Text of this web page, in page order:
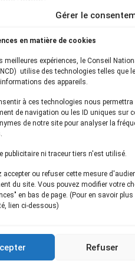
Gérer le
en matière de cookies
meilleures expériences, le Conseil
utilise des technologies telles que
des appareils.
à ces technologies nous
de navigation ou les ID uniques sur
de notre site pour analyser la
publicitaire ni traceur tiers n'est utilisé.
accepter ou refuser cette mesure
du site. Vous pouvez modifier votre
en bas de page. (Pour en savoir
lien ci-dessous)
Refuser
vous à notre
les dernières actualités